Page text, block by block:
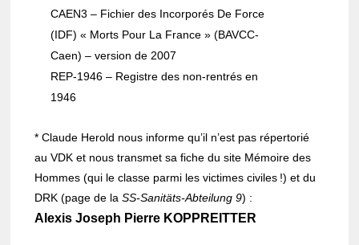
CAEN3 – Fichier des Incor­po­rés De Force
(IDF) « Morts Pour La France » (BAVCC-
Caen) – version de 2007
REP-1946 – Registre des non-rentrés en
1946
* Claude Herold nous informe qu’il n’est pas réper­to­rié
au VDK et nous trans­met sa fiche du site Mémoire des
Hommes (qui le classe parmi les victimes civiles !) et du
DRK (page de laSS-Sanitäts-Abtei­lung 9) :
Alexis Joseph Pierre KOPPREITTER